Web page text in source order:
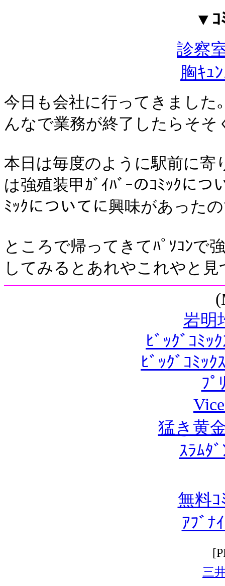
▼ｺ
診察
胸ｷｭ
今日も会社に行ってきました
んなで業務が終了したらそそ
本日は毎度のように駅前に寄
は強殖装甲ｶﾞｲﾊﾞｰのｺﾐｯｸにつ
ﾐｯｸについてに興味があった
ところで帰ってきてﾊﾟｿｺﾝで
してみるとあれやこれやと
岩明
ﾋﾞｯｸﾞｺﾐｯ
ﾋﾞｯｸﾞｺﾐｯ
ﾌﾟ
猛き黄
ｽﾗﾑﾀ
無料
ｱﾌﾞﾅ
三